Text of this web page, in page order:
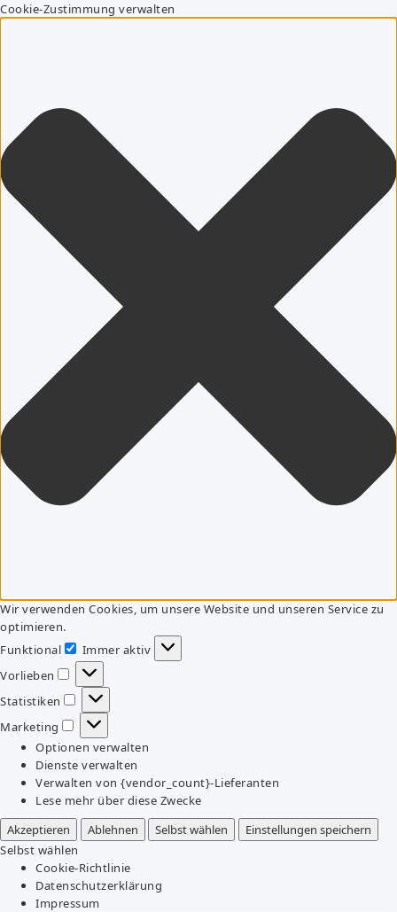
Cookie-Zustimmung verwalten
Wir verwenden Cookies, um unsere Website und unseren Service zu
optimieren.
Funktional
Funktional
Immer aktiv
Vorlieben
Vorlieben
Statistiken
Statistiken
Marketing
Marketing
Optionen verwalten
Dienste verwalten
Verwalten von {vendor_count}-Lieferanten
Lese mehr über diese Zwecke
Akzeptieren
Ablehnen Selbst wählen
Einstellungen speichern
Selbst wählen
Cookie-Richtlinie
Datenschutzerklärung
Impressum